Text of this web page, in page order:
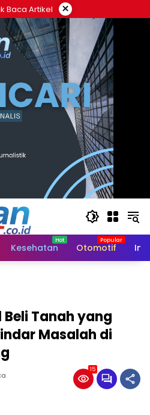
Baca Artikel ×
Kesehatan Otomotif
Tanah yang
Masalah di
15